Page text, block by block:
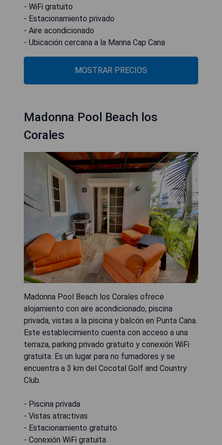
- WiFi gratuito
- Estacionamiento privado
- Aire acondicionado
- Ubicación cercana a la Marina Cap Cana
MOSTRAR PRECIOS
Madonna Pool Beach los
Corales
Madonna Pool Beach los Corales ofrece
alojamiento con aire acondicionado, piscina
privada, vistas a la piscina y balcón en Punta Cana.
Este establecimiento cuenta con acceso a una
terraza, parking privado gratuito y conexión WiFi
gratuita. Es un lugar para no fumadores y se
encuentra a 3 km del Cocotal Golf and Country
Club.
- Piscina privada
- Vistas atractivas
- Estacionamiento gratuito
- Conexión WiFi gratuita